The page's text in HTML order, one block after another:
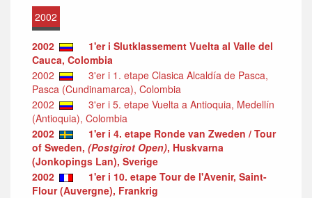
2002
2002
1'er i Slutklassement Vuelta al Valle del
Cauca, Colombia
2002
3'er i 1. etape Clasica Alcaldía de Pasca,
Pasca (Cundinamarca), Colombia
2002
3'er i 5. etape Vuelta a Antioquia, Medellín
(Antioquia), Colombia
2002
1'er i 4. etape Ronde van Zweden / Tour
of Sweden, (Postgirot Open), Huskvarna
(Jonkopings Lan), Sverige
2002
1'er i 10. etape Tour de l'Avenir, Saint-
Flour (Auvergne), Frankrig